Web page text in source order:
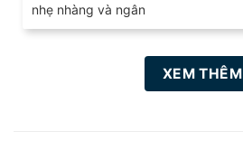
nhẹ nhàng và ngân
XEM THÊM